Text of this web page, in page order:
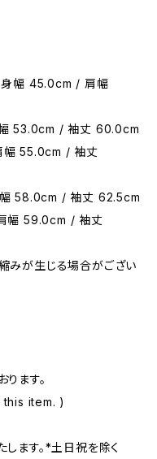
幅 45.0cm / 肩幅
53.0cm / 袖丈 60.0cm
55.0cm / 袖丈
58.0cm / 袖丈 62.5cm
幅 59.0cm / 袖丈
みが生じる場合がござい
ます。
item. )
ます。*土日祝を除く